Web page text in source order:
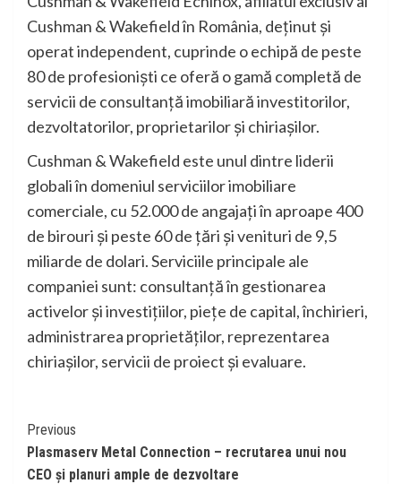
Cushman & Wakefield în România, deținut și
operat independent, cuprinde o echipă de peste
80 de profesioniști ce oferă o gamă completă de
servicii de consultanţă imobiliară investitorilor,
dezvoltatorilor, proprietarilor și chiriașilor.
Cushman & Wakefield este unul dintre liderii
globali în domeniul serviciilor imobiliare
comerciale, cu 52.000 de angajați în aproape 400
de birouri și peste 60 de țări și venituri de 9,5
miliarde de dolari. Serviciile principale ale
companiei sunt: consultanță în gestionarea
activelor şi investițiilor, piețe de capital, închirieri,
administrarea proprietăților, reprezentarea
chiriașilor, servicii de proiect și evaluare.
Continue
Reading
Previous
Plasmaserv Metal Connection – recrutarea unui nou
CEO și planuri ample de dezvoltare